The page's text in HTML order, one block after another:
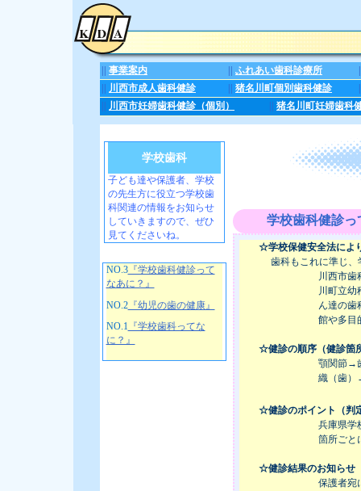
事業案内 ふれあい歯科診療所
川西市成人歯科健診 猪名川町個別歯科健診
川西市妊婦歯科健診（個別） 猪名川町妊婦歯科
学校歯科
子ども達や保護者、学校
の先生方に役立つ学校歯
科関連の情報をお知らせ
していきますので、ぜひ
見てくださいね。
NO.3『学校歯科健診って
なあに？』
NO.2『幼児の歯の健康』
NO.1『学校歯科ってな
に？』
学校歯科健診
☆学校保健安全法によ
歯科もこれに準じ、
川西市歯
川町立幼
ん達の歯
館や多目
☆健診の順序（健診箇
顎関節→
織（歯）
☆健診のポイント（判
兵庫県学
箇所ごと
☆健診結果のお知らせ
保護者宛